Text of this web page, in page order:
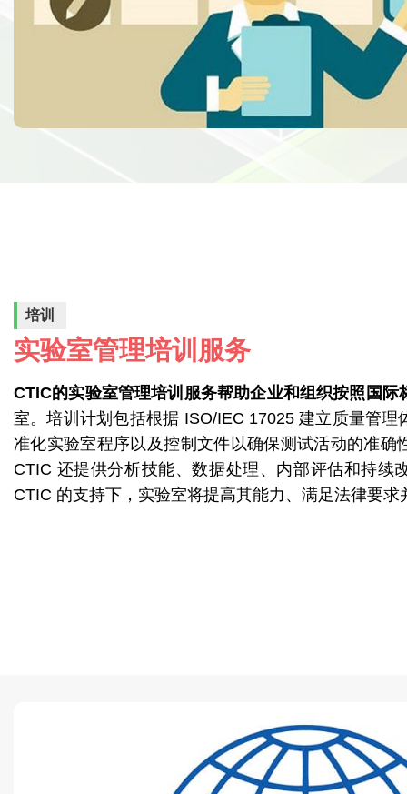
培训
实验室管理培训服务
CTIC的实验室管理培训服务帮助企业和组织按照国际
室。培训计划包括根据 ISO/IEC 17025 建立质量管理
准化实验室程序以及控制文件以确保测试活动的准确
CTIC 还提供分析技能、数据处理、内部评估和持续
CTIC 的支持下，实验室将提高其能力、满足法律要求